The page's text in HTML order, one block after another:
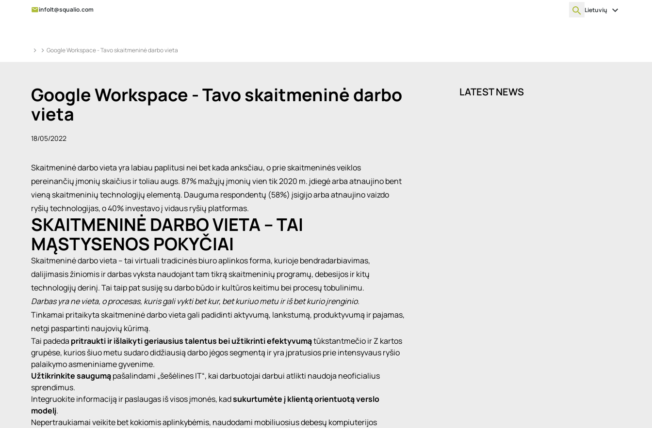
infolt@squalio.com Lietuvių
Google Workspace - Tavo skaitmeninė darbo vieta
Google Workspace - Tavo skaitmeninė darbo
vieta
18/05/2022
Skaitmeninė darbo vieta yra labiau paplitusi nei bet kada anksčiau, o prie skaitmeninės veiklos
pereinančių įmonių skaičius ir toliau augs. 87% mažųjų įmoniųvien tik 2020 m. įdiegė arba atnaujino bent
vieną skaitmeninių technologijų elementą. Dauguma respondentų (58%) įsigijo arba atnaujino vaizdo
ryšių technologijas, o 40% investavo į vidaus ryšių platformas.
SKAITMENINĖ DARBO VIETA – TAI
MĄSTYSENOS POKYČIAI
Skaitmeninė darbo vieta – tai virtuali tradicinės biuro aplinkos forma, kurioje bendradarbiavimas,
dalijimasis žiniomis ir darbas vyksta naudojant tam tikrą skaitmeninių programų, debesijos ir kitų
technologijų derinį. Tai taip pat susiję su darbo būdo ir kultūros keitimu bei procesų tobulinimu.
Darbas yra ne vieta, o procesas, kuris gali vykti bet kur, bet kuriuo metu ir iš bet kurio įrenginio.
Tinkamai pritaikyta skaitmeninė darbo vieta gali padidinti aktyvumą, lankstumą, produktyvumą ir pajamas,
netgi paspartinti naujovių kūrimą.
Tai padeda pritraukti ir išlaikyti geriausius talentus bei užtikrinti efektyvumątūkstantmečio ir Z kartos
grupėse, kurios šiuo metu sudaro didžiausią darbo jėgos segmentą ir yra įpratusios prie intensyvaus ryšio
palaikymo asmeniniame gyvenime.
Užtikrinkite saugumąpašalindami „šešėlines IT“, kai darbuotojai darbui atlikti naudoja neoficialius
sprendimus.
Integruokite informaciją ir paslaugas iš visos įmonės, kadsukurtumėte į klientą orientuotą verslo
modelį.
Nepertraukiamai veikite bet kokiomis aplinkybėmis, naudodami mobiliuosius debesų kompiuterijos
LATEST NEWS